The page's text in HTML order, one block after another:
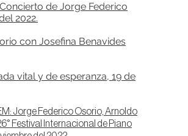
de Jorge Federico
2022.
con Josefina Benavides
vital y de esperanza, 19 de
Jorge Federico Osorio, Arnoldo
Festival Internacional de Piano